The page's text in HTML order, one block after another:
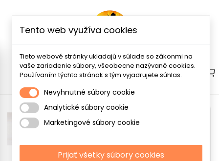
Menu
Tento web využíva cookies
Tieto webové stránky ukladajú v súlade so zákonmi na
vaše zariadenie súbory, všeobecne nazývané cookies.
Používaním týchto stránok s tým vyjadrujete súhlas.
Nevyhnutné súbory cookie
Analytické súbory cookie
Marketingové súbory cookie
Prijať všetky súbory cookies